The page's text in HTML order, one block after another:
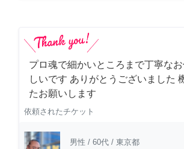
プロ魂で細かいところまで丁寧な
しいです ありがとうございました
たお願いします
依頼されたチケット
男性 / 60代 / 東京都